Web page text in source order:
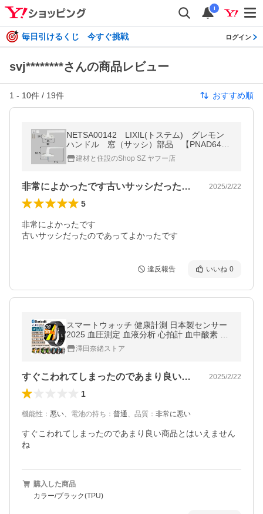
i
毎日引けるくじ 今すぐ挑戦 ログイン
svj********さんの商品レビュー
1 - 10件 / 19件 おすすめ順
NETSA00142 LIXIL(トステム) グレモン
ハンドル 窓（サッシ）部品 【PNAD643
GFU ×1 BI432 ×2】
建材と住設のShop SZ ヤフー店
非常によかったです古いサッシだったので… 2025/2/22
5
非常によかったです
古いサッシだったのであってよかったです
違反報告 いいね 0
スマートウォッチ 健康計測 日本製センサー
2025 血圧測定 血液分析 心拍計 血中酸素 24
時間健康管理 GPS連携 睡眠検測 歩数計 高
精度データ測定 iphone Android
澤田奈緒ストア
すぐこわれてしまったのであまり良い商品… 2025/2/22
1
機能性 ： 悪い、 電池の持ち ： 普通、 品質 ： 非常に悪い
すぐこわれてしまったのであまり良い商品とはいえません
ね
購入した商品
カラー/ブラック(TPU)